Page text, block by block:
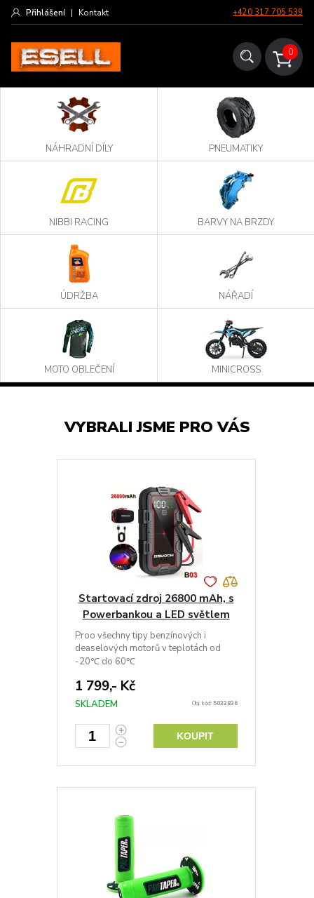
+420 317 705 539
Přihlášení | Kontakt
0
NÁHRADNÍ DÍLY PNEUMATIKY
NIBBI RACING BARVY NA BRZDY
ÚDRŽBA NÁŘADÍ
MOTO OBLEČENÍ MINICROSS
VYBRALI JSME PRO VÁS
Startovací zdroj 26800 mAh, s
Powerbankou a LED světlem
Proo všechny tipy benzínových i
deaselových motorů v teplotách od
-20℃ do 60℃
1 799,- Kč
SKLADEM Obj. kód: 5032836
KOUPIT